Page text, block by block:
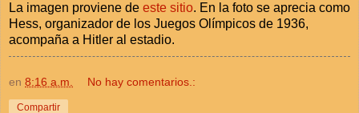
La imagen proviene de este sitio. En la foto se aprecia como
Hess, organizador de los Juegos Olímpicos de 1936,
acompaña a Hitler al estadio.
en 8:16 a.m. No hay comentarios.:
Compartir